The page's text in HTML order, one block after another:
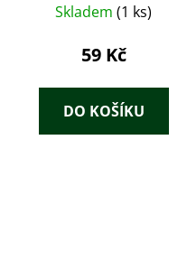
Skladem (1 ks)
59 Kč
DO KOŠÍKU